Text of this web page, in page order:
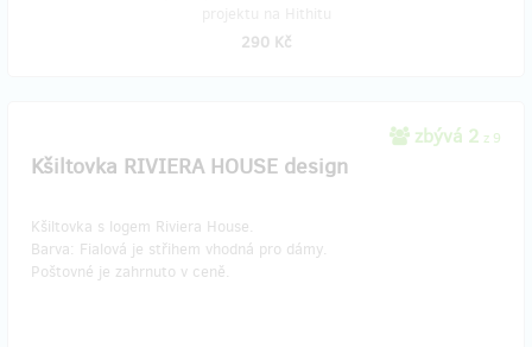
290 Kč
zbývá 2 z 9
Kšiltovka RIVIERA HOUSE design
Kšiltovka s logem Riviera House.
​Barva: Fialová je střihem vhodná pro dámy.
Poštovné je zahrnuto v ceně.